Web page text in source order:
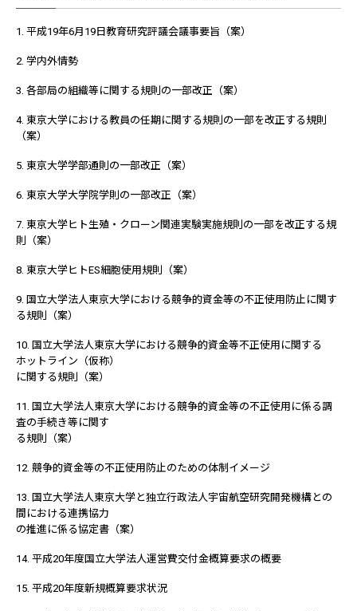
1. 平成19年6月19日教育研究評議会議事要旨（案）
2. 学内外情勢
3. 各部局の組織等に関する規則の一部改正（案）
4. 東京大学における教員の任期に関する規則の一部を改正する規則
（案）
5. 東京大学学部通則の一部改正（案）
6. 東京大学大学院学則の一部改正（案）
7. 東京大学ヒト生殖・クローン関連実験実施規則の一部を改正する規
則（案）
8. 東京大学ヒトES細胞使用規則（案）
9. 国立大学法人東京大学における競争的資金等の不正使用防止に関す
る規則（案）
10. 国立大学法人東京大学における競争的資金等不正使用に関する
ホットライン（仮称）
に関する規則（案）
11. 国立大学法人東京大学における競争的資金等の不正使用に係る調
査の手続き等に関す
る規則（案）
12. 競争的資金等の不正使用防止のための体制イメージ
13. 国立大学法人東京大学と独立行政法人宇宙航空研究開発機構との
間における連携協力
の推進に係る協定書（案）
14. 平成20年度国立大学法人運営費交付金概算要求の概要
15. 平成20年度新規概算要求状況